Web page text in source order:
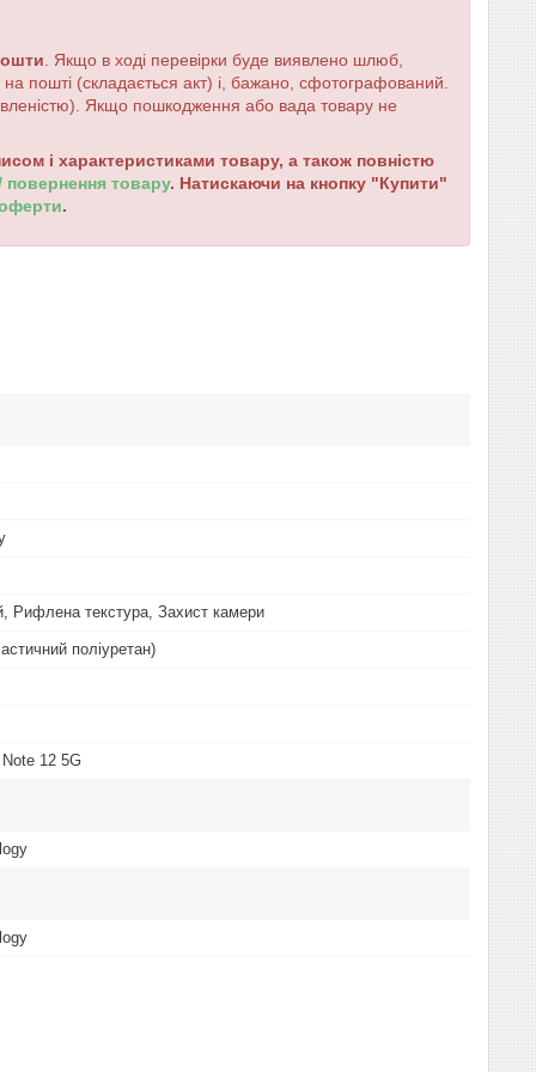
. Якщо в ході перевірки буде виявлено шлюб,
пошті (складається акт) і, бажано, сфотографований.
Якщо пошкодження або вада товару не
і характеристиками товару, а також повністю
повернення товару. Натискаючи на кнопку "Купити"
.
Рифлена текстура, Захист камери
поліуретан)
12 5G